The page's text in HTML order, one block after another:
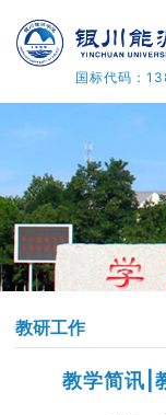
国标代码：
学院概况
师资队伍
人才培养
科学研究
党建工作
教研工作
教学简讯|